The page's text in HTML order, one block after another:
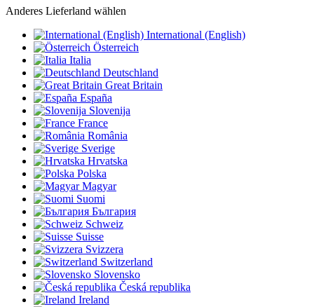
Anderes Lieferland wählen
International (English)
Österreich
Italia
Deutschland
Great Britain
España
Slovenija
France
România
Sverige
Hrvatska
Polska
Magyar
Suomi
България
Schweiz
Suisse
Svizzera
Switzerland
Slovensko
Česká republika
Ireland